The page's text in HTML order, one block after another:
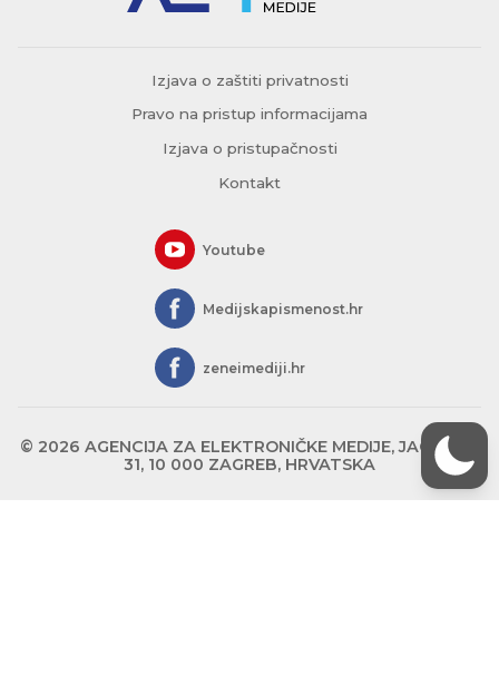
Izjava o zaštiti privatnosti
Pravo na pristup informacijama
Izjava o pristupačnosti
Kontakt
Youtube
Medijskapismenost.hr
zeneimediji.hr
© 2026 AGENCIJA ZA ELEKTRONIČKE MEDIJE, JAGIĆEVA
31, 10 000 ZAGREB, HRVATSKA